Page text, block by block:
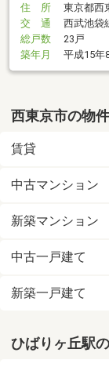
住 所
東京都西
交 通
西武池袋
総戸数
23戸
築年月
平成15年
西東京市の物
賃貸
中古マンション
新築マンション
中古一戸建て
新築一戸建て
ひばりヶ丘駅